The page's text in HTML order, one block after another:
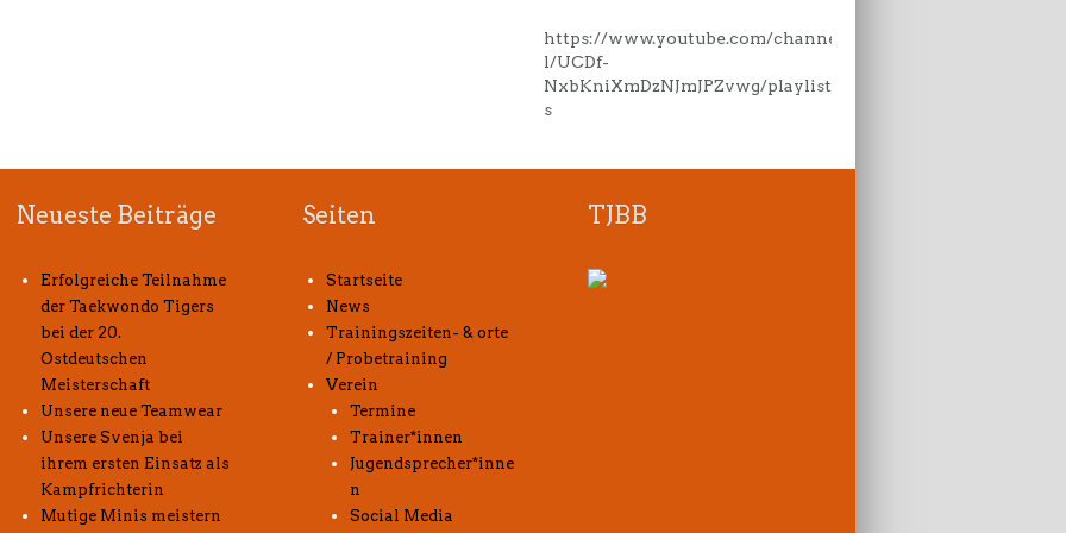
https://www.youtube.com/channe
l/UCDf-
NxbKniXmDzNJmJPZvwg/playlist
s
Neueste Beiträge
Erfolgreiche Teilnahme
der Taekwondo Tigers
bei der 20.
Ostdeutschen
Meisterschaft
Unsere neue Teamwear
Unsere Svenja bei
ihrem ersten Einsatz als
Kampfrichterin
Mutige Minis meistern
Seiten
Startseite
News
Trainingszeiten- & orte
/ Probetraining
Verein
Termine
Trainer*innen
Jugendsprecher*inne
n
Social Media
TJBB